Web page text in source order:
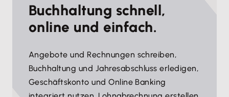
Buchhaltung schnell,
online und einfach.
Angebote und Rechnungen schreiben,
Buchhaltung und Jahresabschluss erledigen,
Geschäftskonto und Online Banking